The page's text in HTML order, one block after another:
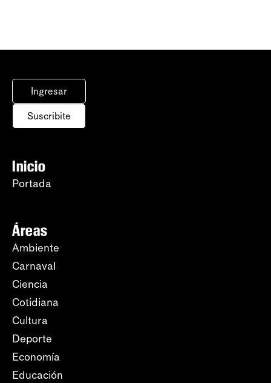
Ingresar
Suscribite
Inicio
Portada
Áreas
Ambiente
Carnaval
Ciencia
Cotidiana
Cultura
Deporte
Economía
Educación